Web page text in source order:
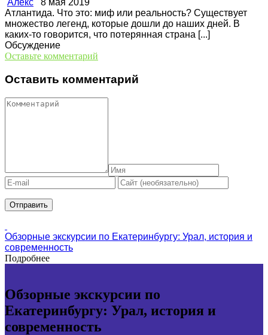
Алекс 8 мая 2019
Атлантида. Что это: миф или реальность? Существует
множество легенд, которые дошли до наших дней. В
каких-то говорится, что потерянная страна [...]
Обсуждение
Оставьте комментарий
Оставить комментарий
Обзорные экскурсии по Екатеринбургу: Урал, история и
современность
Подробнее
Обзорные экскурсии по
Екатеринбургу: Урал, история и
современность